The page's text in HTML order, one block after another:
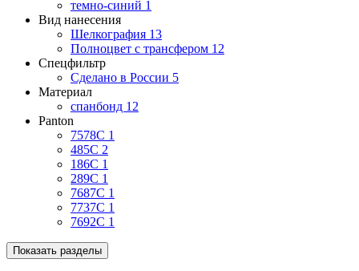
темно-синий 1
Вид нанесения
Шелкография 13
Полноцвет с трансфером 12
Спецфильтр
Сделано в России 5
Материал
спанбонд 12
Panton
7578C 1
485C 2
186C 1
289C 1
7687C 1
7737C 1
7692C 1
Показать разделы